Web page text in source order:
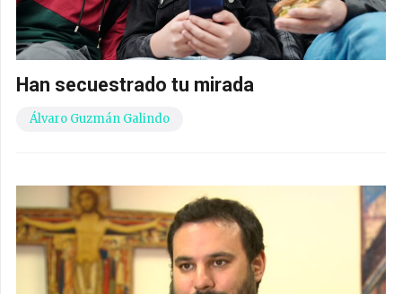
Han secuestrado tu mirada
Álvaro Guzmán Galindo